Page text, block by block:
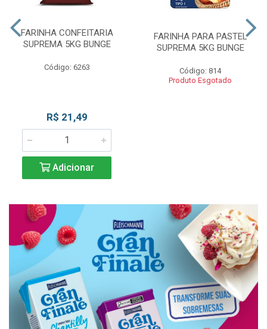
FARINHA CONFEITARIA
SUPREMA 5KG BUNGE
Código: 6263
R$ 21,49
Adicionar
FARINHA PARA PASTEL
SUPREMA 5KG BUNGE
Código: 814
Produto Esgotado